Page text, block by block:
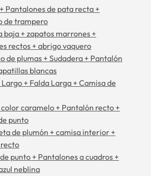
Pantalones de pata recta +
de trampero
baja + zapatos marrones +
rectos + abrigo vaquero
de plumas + Sudadera + Pantalón
blancas
+ Falda Larga + Camisa de
caramelo + Pantalón recto +
punto
de plumón + camisa interior +
punto + Pantalones a cuadros +
neblina